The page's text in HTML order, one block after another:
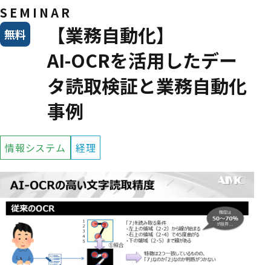
SEMINAR
【業務自動化】
AI-OCRを活用したデー
タ読取検証と業務自動化
事例
無料
情報システム 経理